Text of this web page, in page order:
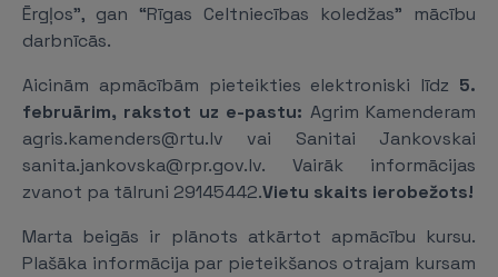
Ērgļos”, gan “Rīgas Celtniecības koledžas” mācību
darbnīcās.
Aicinām apmācībām pieteikties elektroniski līdz 5.
februārim, rakstot uz e-pastu: Agrim Kamenderam
agris.kamenders@rtu.lv vai Sanitai Jankovskai
sanita.jankovska@rpr.gov.lv. Vairāk informācijas
zvanot pa tālruni 29145442.Vietu skaits ierobežots!
Marta beigās ir plānots atkārtot apmācību kursu.
Plašāka informācija par pieteikšanos otrajam kursam